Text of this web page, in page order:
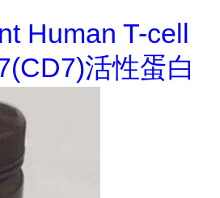
Human T-cell
活性蛋白